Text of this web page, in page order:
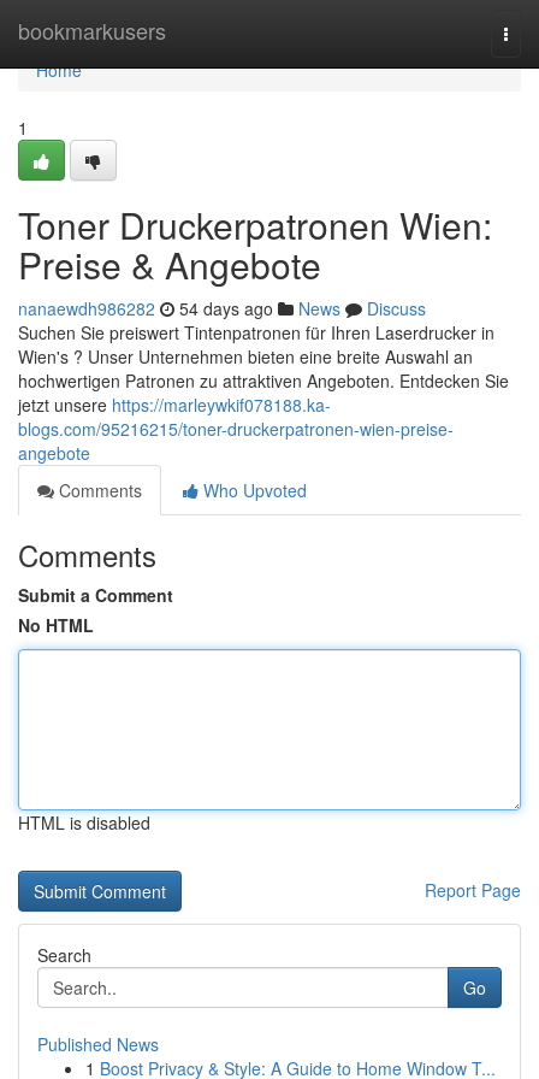
bookmarkusers
Home
Home
1
Toner Druckerpatronen Wien:
Preise & Angebote
nanaewdh986282 54 days ago News
Discuss
Suchen Sie preiswert Tintenpatronen für Ihren Laserdrucker in
Wien's ? Unser Unternehmen bieten eine breite Auswahl an
hochwertigen Patronen zu attraktiven Angeboten. Entdecken Sie
jetzt unsere https://marleywkif078188.ka-
blogs.com/95216215/toner-druckerpatronen-wien-preise-
angebote
Comments
Who Upvoted
Comments
Submit a Comment
No HTML
HTML is disabled
Report Page
Search
Go
Published News
1 Boost Privacy & Style: A Guide to Home Window T...